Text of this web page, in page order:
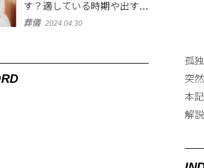
孤
突
本
解説
す？適している時期や出す範
囲を解説！
葬儀 2024.04.30